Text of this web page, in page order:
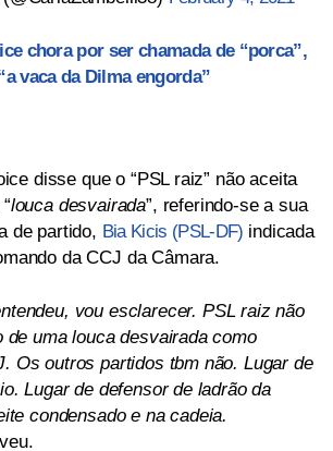
chora por ser chamada de “porca”,
vaca da Dilma engorda”
disse que o “PSL raiz” não aceita
louca desvairada”, referindo-se a sua
de partido, Bia Kicis (PSL-DF) indicada
da CCJ da Câmara.
vou esclarecer. PSL raiz não
de uma louca desvairada como
Os outros partidos tbm não. Lugar de
Lugar de defensor de ladrão da
condensado e na cadeia.